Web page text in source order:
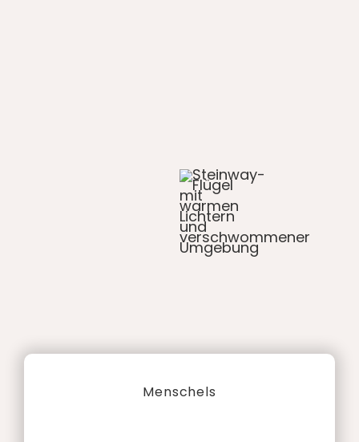
Menschels